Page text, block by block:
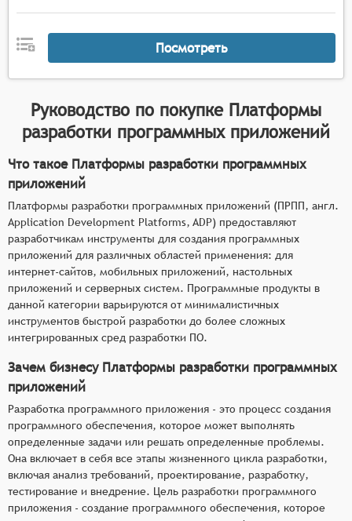
Высокая производительность, чтобы
приложения работали быстро и стабильно с
большим количеством пользователей.
Безопасность и защита данных, поскольку
разработчики должны быть уверены, что
приложения защищены от взломов и хакерских
атак.
Масштабируемость, чтобы приложения могли
клиента.
Высокая надёжность и отказоустойчивость,
чтобы приложения работали непрерывно и не
вызывали проблем для пользователей.
Посмотреть
Руководство по покупке Платформы
разработки программных приложений
Что такое Платформы разработки программных
приложений
Платформы разработки программных приложений (ПРПП, англ.
Application Development Platforms, ADP) предоставляют
разработчикам инструменты для создания программных
приложений для различных областей применения: для
интернет-сайтов, мобильных приложений, настольных
приложений и серверных систем. Программные продукты в
данной категории варьируются от минималистичных
инструментов быстрой разработки до более сложных
интегрированных сред разработки ПО.
Зачем бизнесу Платформы разработки программных
приложений
Разработка программного приложения - это процесс создания
программного обеспечения, которое может выполнять
определенные задачи или решать определенные проблемы.
Она включает в себя все этапы жизненного цикла разработки,
включая анализ требований, проектирование, разработку,
тестирование и внедрение. Цель разработки программного
приложения - создание программного обеспечения, которое